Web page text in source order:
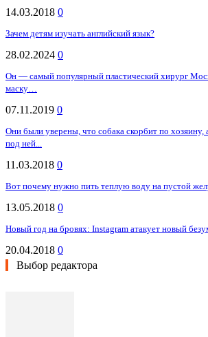
14.03.2018 0
Зачем детям изучать английский язык?
28.02.2024 0
Он — самый популярный пластический хирург
маску…
07.11.2019 0
Они были уверены, что собака скорбит по хозяину,
под ней...
11.03.2018 0
Вот почему нужно пить теплую воду на пустой
13.05.2018 0
Новый год на бровях: Instagram атакует новый
20.04.2018 0
Выбор редактора